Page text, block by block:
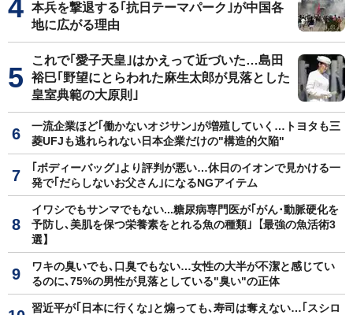
本兵を撃退する｢抗日テーマパーク｣が中国各
地に広がる理由
これで｢愛子天皇｣はかえって近づいた…島田
裕巳｢野望にとらわれた麻生太郎が見落とした
皇室典範の大原則｣
一流企業ほど｢働かないオジサン｣が増殖していく…トヨタも三
菱UFJも逃れられない日本企業だけの"構造的欠陥"
｢ボディーバッグ｣より評判が悪い…休日のイオンで見かける一
発で｢だらしないお父さん｣になるNGアイテム
イワシでもサンマでもない...糖尿病専門医が｢がん･動脈硬化を
予防し､美肌を保つ栄養素をとれる魚の種類｣【最強の魚活術3
選】
ワキの臭いでも､口臭でもない…女性の大半が不潔と感じてい
るのに､75%の男性が見落としている"臭い"の正体
習近平が｢日本に行くな｣と煽っても､寿司は奪えない…｢スシロ